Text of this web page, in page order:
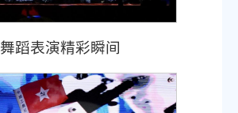
舞蹈表演精彩瞬间